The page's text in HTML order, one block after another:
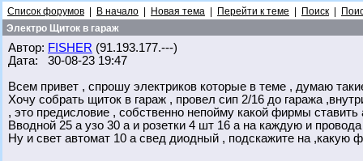
Список форумов В начало Новая тема Перейти к теме Поиск
Электро Щиток в гараж
Автор: FISHER (91.193.177.---)
Дата: 30-08-23 19:47
Всем привет , спрошу электриков которые в теме , думаю
Хочу собрать щиток в гараж , провел сип 2/16 до гаража
, это предисловие , собственно непойму какой фирмы ставить
Вводной 25 а узо 30 а и розетки 4 шт 16 а на каждую и
Ну и свет автомат 10 а свед диодный , подскажите на ,какую